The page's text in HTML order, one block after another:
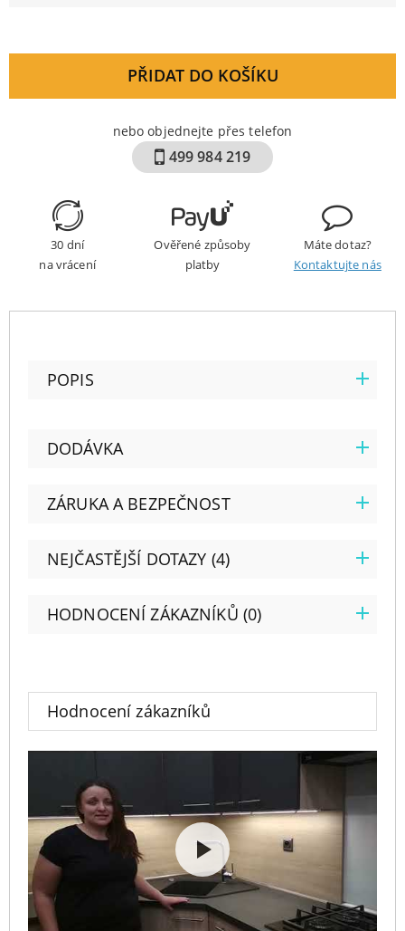
PŘIDAT DO KOŠÍKU
nebo objednejte přes telefon
499 984 219
30 dní
na vrácení
Ověřené způsoby
platby
Máte dotaz?
Kontaktujte nás
Hodnocení zákazníků
POPIS
DODÁVKA
ZÁRUKA A BEZPEČNOST
NEJČASTĚJŠÍ DOTAZY (4)
HODNOCENÍ ZÁKAZNÍKŮ (0)